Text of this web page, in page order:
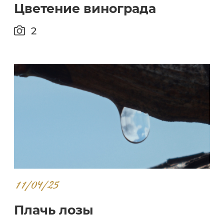
Цветение винограда
2
11/04/25
Плачь лозы